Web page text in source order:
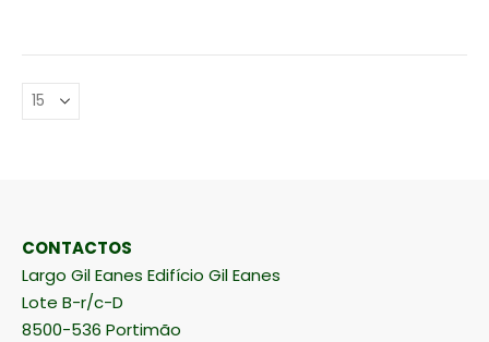
CONTACTOS
Largo Gil Eanes Edifício Gil Eanes
Lote B-r/c-D
8500-536 Portimão